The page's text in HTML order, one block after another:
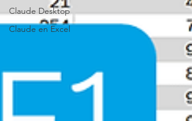
Claude Desktop
Claude en Excel